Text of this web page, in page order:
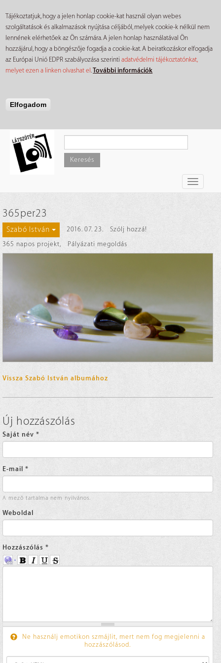
Tájékoztatjuk, hogy a jelen honlap cookie-kat használ olyan webes
szolgáltatások és alkalmazások nyújtása céljából, melyek cookie-k nélkül nem
lennének elérhetőek az Ön számára. A jelen honlap használatával Ön
hozzájárul, hogy a böngészője fogadja a cookie-kat. A beiratkozáskor elfogadja
az Európai Unió EDPR szabályozása szerintiadatvédelmi tájékoztatónkat,
melyet ezen a linken olvashat el.További információk
Elfogadom
tartalomra
Keresés
Toggle
365per23
Szabó István 2016. 07. 23.
Szólj hozzá!
365 napos projekt, Pályázati megoldás
Vissza Szabó István albumához
Új hozzászólás
Saját név *
E-mail *
A mező tartalma nem nyilvános.
Weboldal
Hozzászólás *
Ne használj emotikon szmájlit, mert nem fog megjelenni a
hozzászólásod.